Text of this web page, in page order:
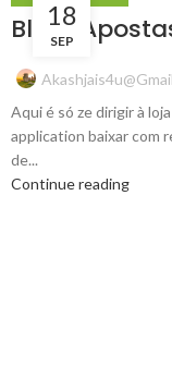
18
SEP
Blaze
Aqui é só ze dirigir à
application baixar com
de...
Continue reading